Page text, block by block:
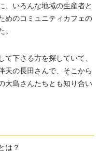
、いろんな地域の生産者と
めのコミュニティカフェの
。
下さる方を探していて、
天の長田さんで、そこから
大島さんたちとも知り合い
は？